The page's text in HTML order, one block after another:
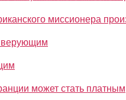
миссионера